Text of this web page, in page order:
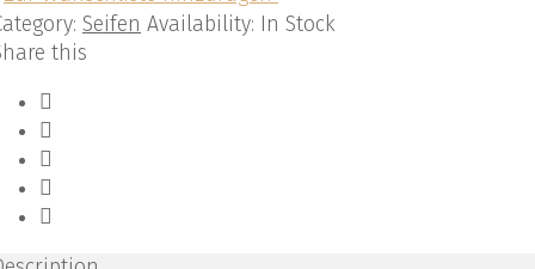
Seifen Availability: In Stock
this